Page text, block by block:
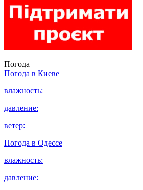
Погода
Погода в Киеве
влажность:
давление:
ветер:
Погода в Одессе
влажность:
давление: